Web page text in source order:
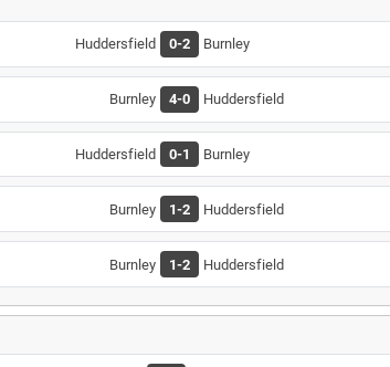
Huddersfield 0-2 Burnley
Burnley 4-0 Huddersfield
Huddersfield 0-1 Burnley
Burnley 1-2 Huddersfield
Burnley 1-2 Huddersfield